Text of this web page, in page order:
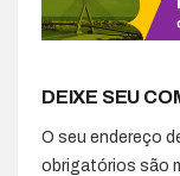
DEIXE SEU
O seu endereço
obrigatórios são